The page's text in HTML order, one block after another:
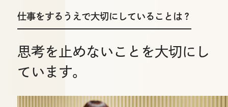
仕事をするうえで大切にしていることは？
思考を止めないことを大切にし
ています。